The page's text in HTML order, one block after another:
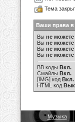
Тема
Ваши права в
Вы не можете
Вы не можете
Вы не можете
Вы не можете
BB коды Вкл.
Смайлы Вкл.
[IMG] код Вкл.
HTML код
Музыка